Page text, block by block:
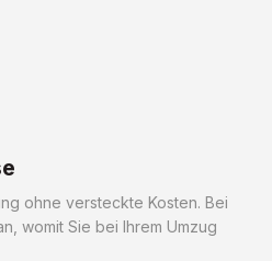
ohne versteckte Kosten. Bei
womit Sie bei Ihrem Umzug